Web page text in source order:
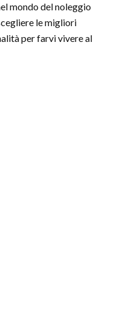
mondo del noleggio
le migliori
per farvi vivere al